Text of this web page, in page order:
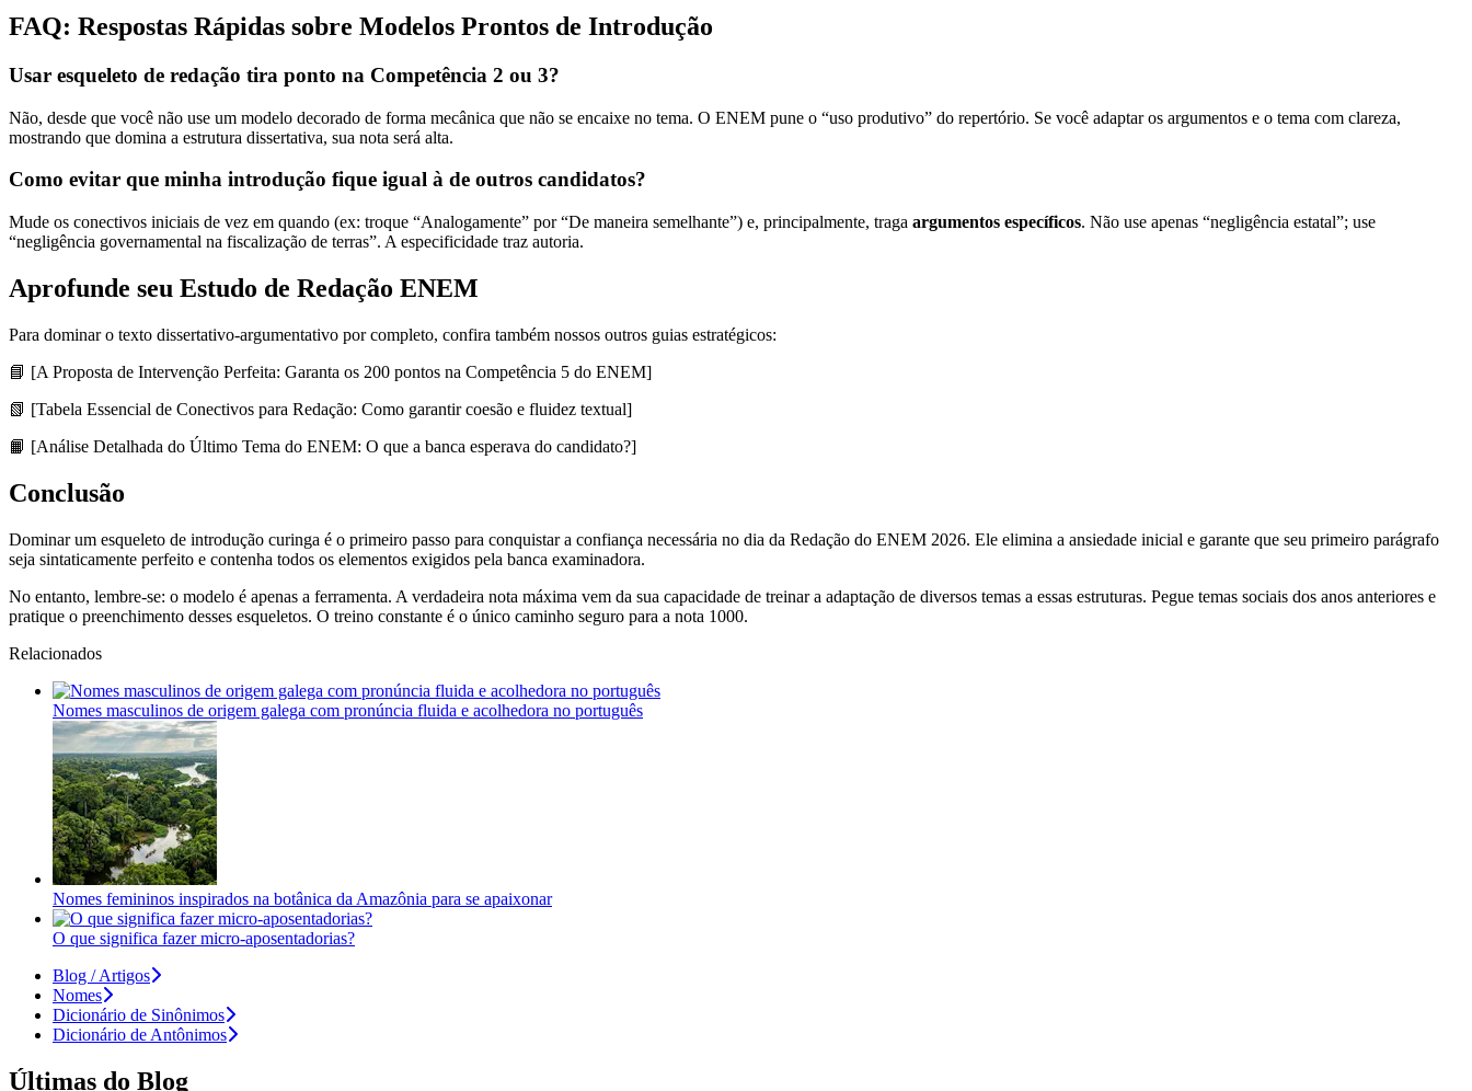
FAQ: Respostas Rápidas sobre Modelos Prontos de Introdução
Usar esqueleto de redação tira ponto na Competência 2 ou 3?
Não, desde que você não use um modelo decorado de forma mecânica que não se encaixe no tema. O ENEM pune o “uso produtivo” do repertório. Se você adaptar os argumentos e o tema com clareza,
mostrando que domina a estrutura dissertativa, sua nota será alta.
Como evitar que minha introdução fique igual à de outros candidatos?
Mude os conectivos iniciais de vez em quando (ex: troque “Analogamente” por “De maneira semelhante”) e, principalmente, traga argumentos específicos. Não use apenas “negligência estatal”; use
“negligência governamental na fiscalização de terras”. A especificidade traz autoria.
Aprofunde seu Estudo de Redação ENEM
Para dominar o texto dissertativo-argumentativo por completo, confira também nossos outros guias estratégicos:
📘 [A Proposta de Intervenção Perfeita: Garanta os 200 pontos na Competência 5 do ENEM]
📗 [Tabela Essencial de Conectivos para Redação: Como garantir coesão e fluidez textual]
📙 [Análise Detalhada do Último Tema do ENEM: O que a banca esperava do candidato?]
Conclusão
Dominar um esqueleto de introdução curinga é o primeiro passo para conquistar a confiança necessária no dia da Redação do ENEM 2026. Ele elimina a ansiedade inicial e garante que seu primeiro parágrafo
seja sintaticamente perfeito e contenha todos os elementos exigidos pela banca examinadora.
No entanto, lembre-se: o modelo é apenas a ferramenta. A verdadeira nota máxima vem da sua capacidade de treinar a adaptação de diversos temas a essas estruturas. Pegue temas sociais dos anos anteriores e
pratique o preenchimento desses esqueletos. O treino constante é o único caminho seguro para a nota 1000.
Relacionados
Nomes masculinos de origem galega com pronúncia fluida e acolhedora no português
Nomes femininos inspirados na botânica da Amazônia para se apaixonar
O que significa fazer micro-aposentadorias?
Blog / Artigos
Nomes
Dicionário de Sinônimos
Dicionário de Antônimos
Últimas do Blog